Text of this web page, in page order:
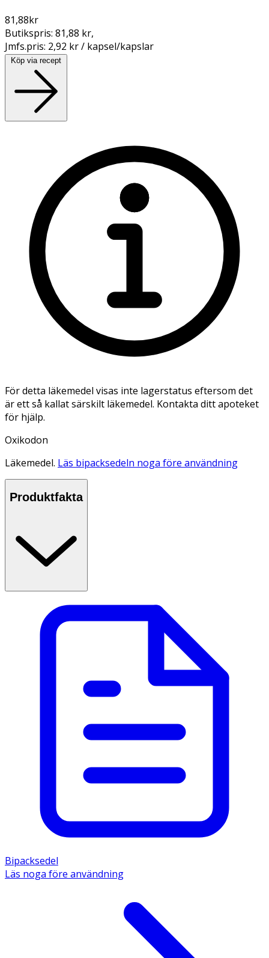
81,88kr
Butikspris: 81,88 kr,
Jmfs.pris: 2,92 kr / kapsel/kapslar
Köp via recept
För detta läkemedel visas inte lagerstatus eftersom det
är ett så kallat särskilt läkemedel. Kontakta ditt apoteket
för hjälp.
Oxikodon
Läkemedel. Läs bipacksedeln noga före användning
Produktfakta
Bipacksedel
Läs noga före användning